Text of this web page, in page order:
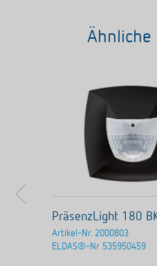
Ähnliche
PräsenzLight 180
Artikel-Nr. 2000803
ELDAS®-Nr 535950459